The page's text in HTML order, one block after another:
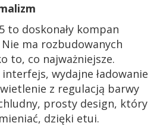
to doskonały kompan
ma rozbudowanych
to, co najważniejsze.
wydajne ładowanie
z regulacją barwy
prosty design, który
dzięki etui.